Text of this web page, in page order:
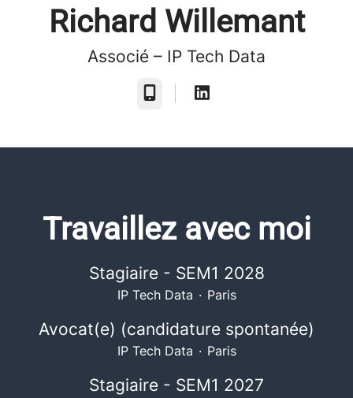
Richard Willemant
Associé – IP Tech Data
Téléphone
Travaillez avec moi
Stagiaire - SEM1 2028
IP Tech Data · Paris
Avocat(e) (candidature spontanée)
IP Tech Data · Paris
Stagiaire - SEM1 2027